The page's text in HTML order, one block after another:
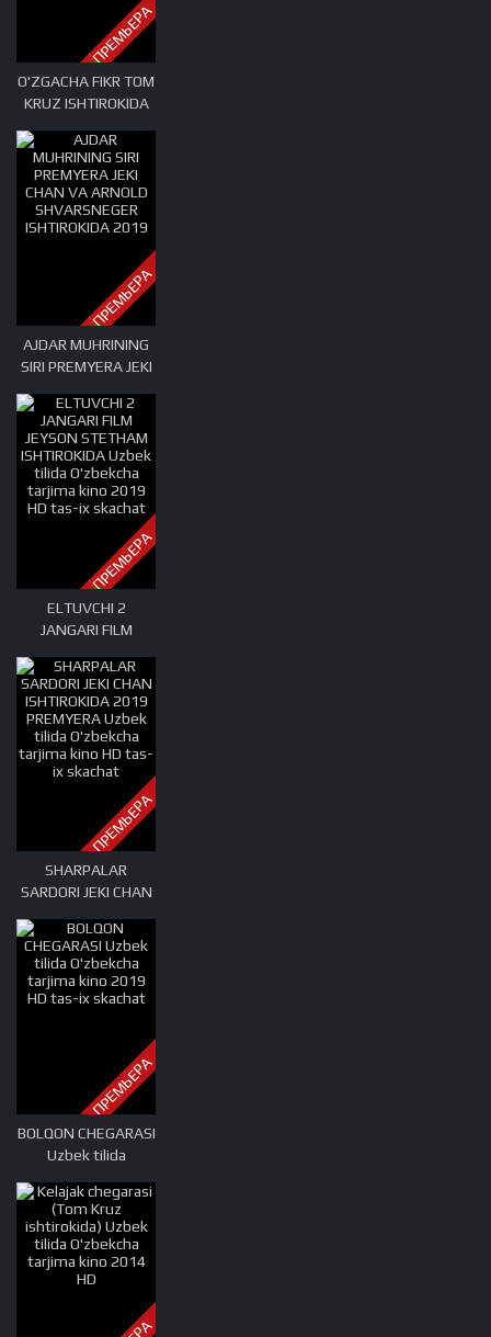
ПРЕМЬЕРА
O'ZGACHA FIKR TOM
KRUZ ISHTIROKIDA
O'zbekcha tarjima
kino 2019 HD tas-ix
skachat
ПРЕМЬЕРА
AJDAR MUHRINING
SIRI PREMYERA JEKI
SHVARSNEGER
ISHTIROKIDA 2019
ПРЕМЬЕРА
ELTUVCHI 2
JANGARI FILM
ISHTIROKIDA Uzbek
tilida O'zbekcha
tarjima kino 2019
HD tas-ix skachat
ПРЕМЬЕРА
SHARPALAR
SARDORI JEKI CHAN
PREMYERA Uzbek
tilida O'zbekcha
tarjima kino HD tas-
ix skachat
ПРЕМЬЕРА
BOLQON CHEGARASI
Uzbek tilida
kino 2019 HD tas-ix
skachat